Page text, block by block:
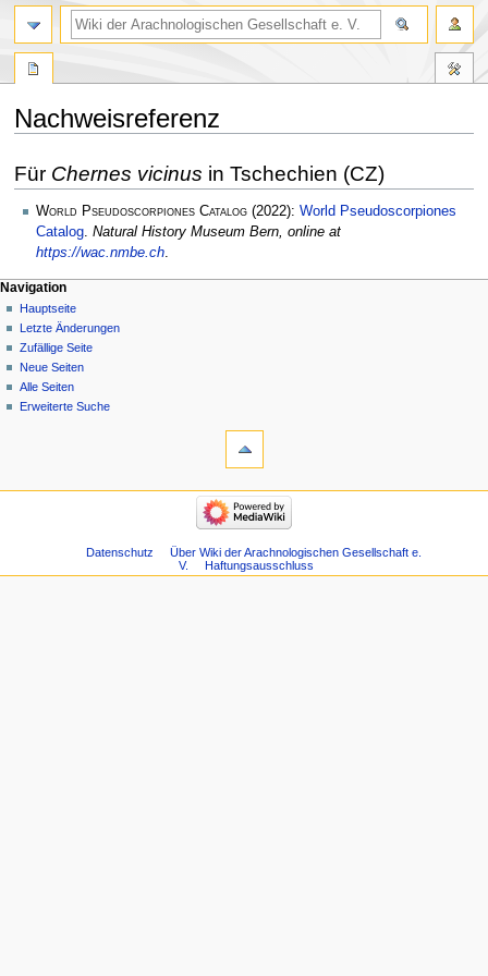
Nachweisreferenz
Navigation
springen
Suche
springen
Für Chernes vicinus in Tschechien (CZ)
World Pseudoscorpiones Catalog (2022): World Pseudoscorpiones
Catalog. Natural History Museum Bern, online at
https://wac.nmbe.ch.
Navigation
Hauptseite
Letzte Änderungen
Zufällige Seite
Neue Seiten
Alle Seiten
Erweiterte Suche
Datenschutz
Über Wiki der Arachnologischen Gesellschaft e.
V.
Haftungsausschluss